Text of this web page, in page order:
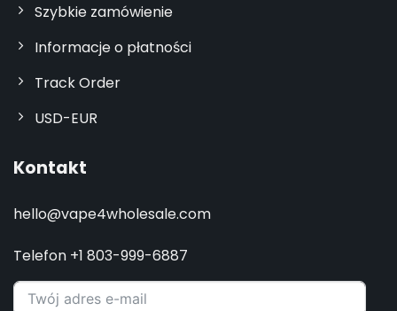
Szybkie zamówienie
Informacje o płatności
Track Order
USD-EUR
Kontakt
hello@vape4wholesale.com
Telefon +1 803-999-6887